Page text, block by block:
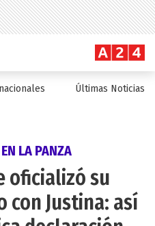
Últimas Noticias
LA PANZA
oficializó su
con Justina: así